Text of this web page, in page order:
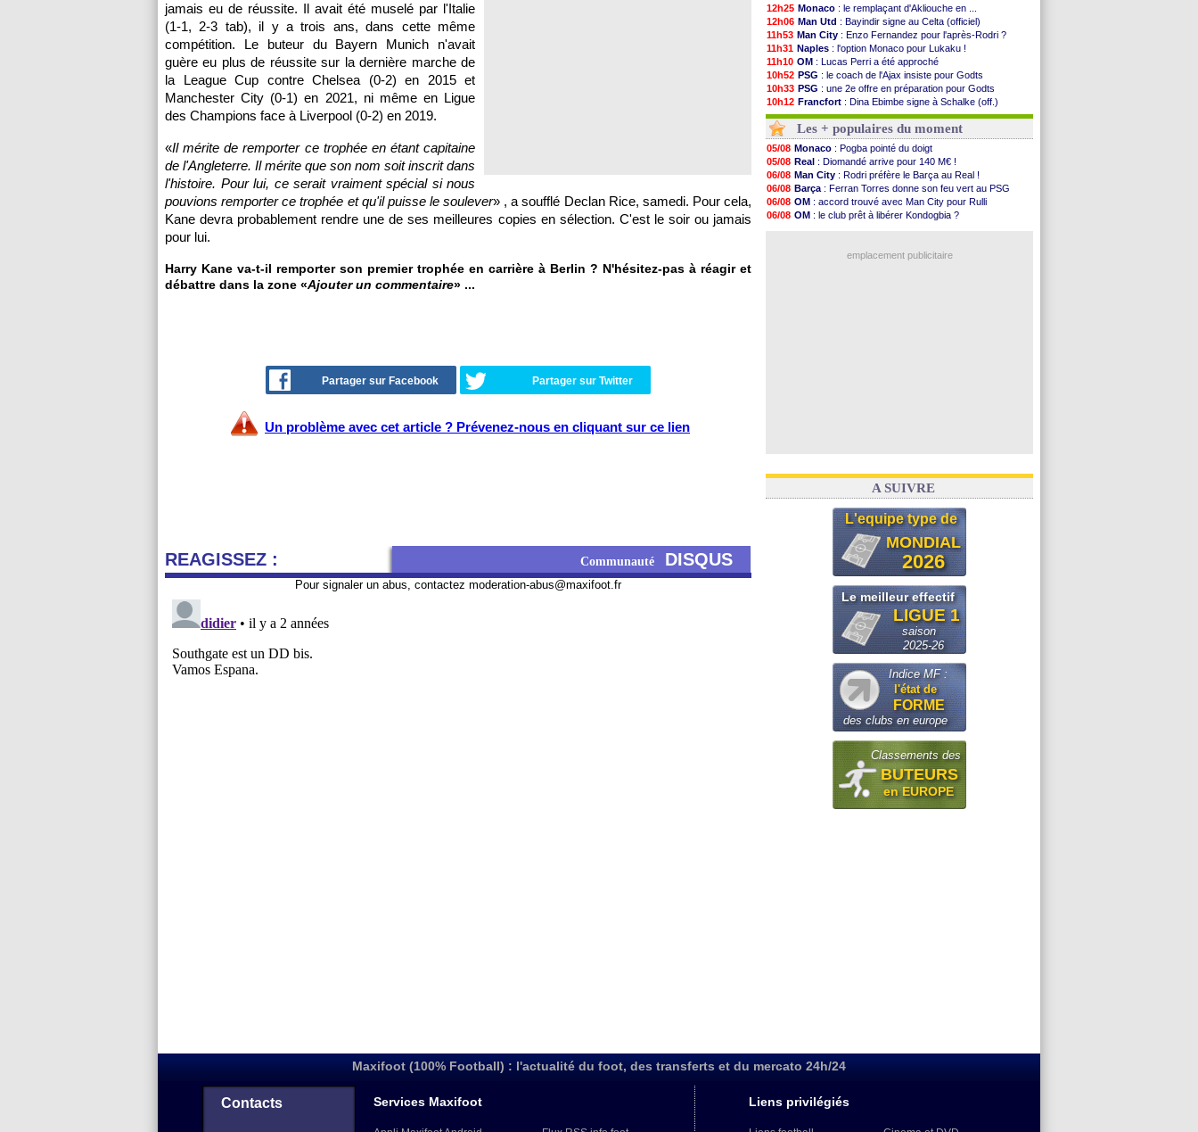
jamais eu de réussite. Il avait été muselé par l'Italie
(1-1, 2-3 tab), il y a trois ans, dans cette même
compétition. Le buteur du Bayern Munich n'avait
guère eu plus de réussite sur la dernière marche de
la League Cup contre Chelsea (0-2) en 2015 et
Manchester City (0-1) en 2021, ni même en Ligue
des Champions face à Liverpool (0-2) en 2019.
«Il mérite de remporter ce trophée en étant capitaine
de l'Angleterre. Il mérite que son nom soit inscrit dans
l'histoire. Pour lui, ce serait vraiment spécial si nous
pouvions remporter ce trophée et qu'il puisse le soulever» , a soufflé Declan Rice, samedi. Pour cela,
Kane devra probablement rendre une de ses meilleures copies en sélection. C'est le soir ou jamais
pour lui.
Harry Kane va-t-il remporter son premier trophée en carrière à Berlin ? N'hésitez-pas à réagir et
débattre dans la zone «Ajouter un commentaire» ...
Partager sur Facebook Partager sur Twitter
Un problème avec cet article ? Prévenez-nous en cliquant sur ce lien
REAGISSEZ : Communauté DISQUS
Pour signaler un abus, contactez moderation-abus@maxifoot.fr
12h25 Monaco : le remplaçant d'Akliouche en ...
12h06 Man Utd : Bayindir signe au Celta (officiel)
11h53 Man City : Enzo Fernandez pour l'après-Rodri ?
11h31 Naples : l'option Monaco pour Lukaku !
11h10 OM : Lucas Perri a été approché
10h52 PSG : le coach de l'Ajax insiste pour Godts
10h33 PSG : une 2e offre en préparation pour Godts
10h12 Francfort : Dina Ebimbe signe à Schalke (off.)
10h09 Strasbourg: Saïdou Sow prêté à Nantes (off.)
10h05
Monaco: Filipe Luis aimerait garder Balogun
09h44 Dortmund: Newcastle est prévenu pour Nmecha
09h24
Barça: première offre à 45 M€ pour Rodri ?
09h06
Argentine: le soutien très appuyé à Infantino
08h44
Tottenham: Van de Ven va prolonger
08h22
Barça : l'agent de Rodri confirme !
06/08 FIFA : la CAF soutient Infantino
06/08 CdM 2030: Rubiales charge Infantino et ...
: Haise confirme pour Aït Boudlal
Les + populaires du moment
05/08 Monaco : Pogba pointé du doigt
05/08 Real : Diomandé arrive pour 140 M€ !
06/08 Man City : Rodri préfère le Barça au Real !
06/08 Barça : Ferran Torres donne son feu vert au PSG
06/08 OM : accord trouvé avec Man City pour Rulli
06/08 OM : le club prêt à libérer Kondogbia ?
emplacement publicitaire
A SUIVRE
L'equipe type de
MONDIAL
2026
Le meilleur effectif
LIGUE 1
saison
2025-26
Indice MF :
l'état de
FORME
des clubs en europe
Classements des
BUTEURS
en EUROPE
Maxifoot (100% Football) : l'actualité du foot, des transferts et du mercato 24h/24
Contacts Services Maxifoot Liens privilégiés